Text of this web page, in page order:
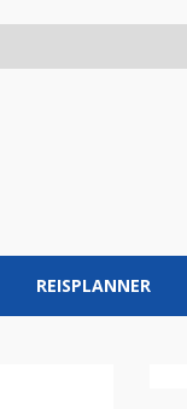
REISPLANNER